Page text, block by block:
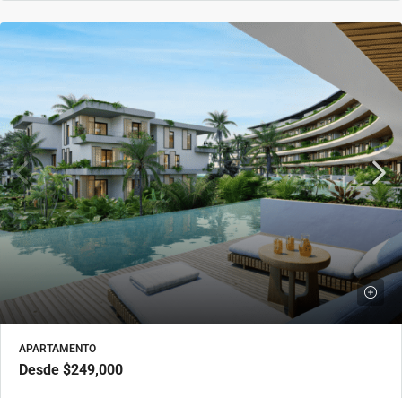
APARTAMENTO
Desde $249,000